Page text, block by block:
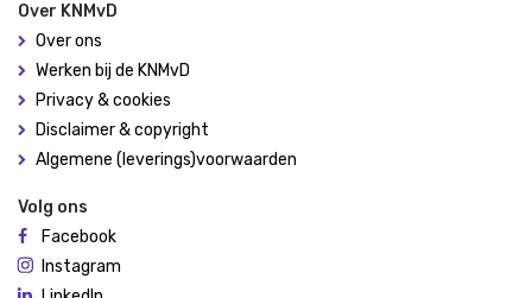
Over KNMvD
Over ons
Werken bij de KNMvD
Privacy & cookies
Disclaimer & copyright
Algemene (leverings)voorwaarden
Volg ons
Facebook
Instagram